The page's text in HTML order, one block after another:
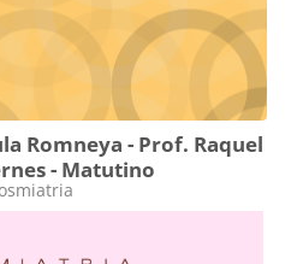
Romneya - Prof. Raquel
- Matutino